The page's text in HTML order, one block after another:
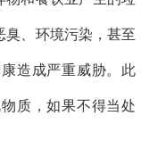
、环境污染，甚至
造成严重威胁。此
质，如果不得当处